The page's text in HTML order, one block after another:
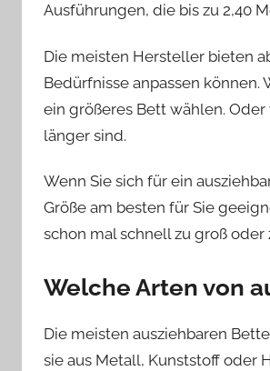
Ausführungen, die bis zu 2,40
Die meisten Hersteller bieten
Bedürfnisse anpassen können.
ein größeres Bett wählen.
länger sind.
Wenn Sie sich für ein
Größe am besten für Sie
schon mal schnell zu groß oder
Welche Arten von
Die meisten ausziehbaren
sie aus Metall, Kunststoff oder